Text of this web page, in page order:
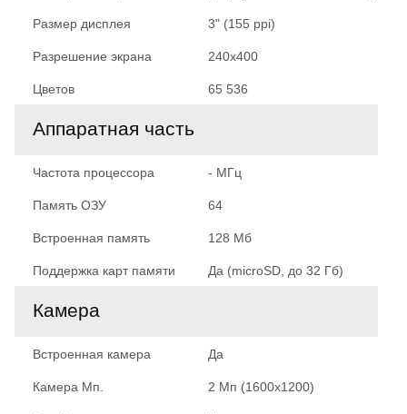
Размер дисплея 3" (155 ppi)
Разрешение экрана 240x400
Цветов 65 536
Аппаратная часть
Частота процессора - МГц
Память ОЗУ 64
Встроенная память 128 Мб
Поддержка карт памяти Да (microSD, до 32 Гб)
Камера
Встроенная камера Да
Камера Мп. 2 Мп (1600x1200)